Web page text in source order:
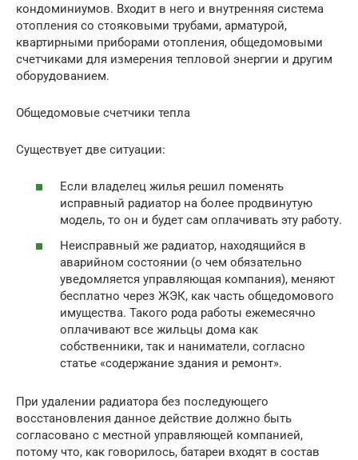
кондоминиумов. Входит в него и внутренняя система
отопления со стояковыми трубами, арматурой,
квартирными приборами отопления, общедомовыми
счетчиками для измерения тепловой энергии и другим
оборудованием.
Общедомовые счетчики тепла
Существует две ситуации:
Если владелец жилья решил поменять
исправный радиатор на более продвинутую
модель, то он и будет сам оплачивать эту работу.
Неисправный же радиатор, находящийся в
аварийном состоянии (о чем обязательно
уведомляется управляющая компания), меняют
бесплатно через ЖЭК, как часть общедомового
имущества. Такого рода работы ежемесячно
оплачивают все жильцы дома как
собственники, так и наниматели, согласно
статье «содержание здания и ремонт».
При удалении радиатора без последующего
восстановления данное действие должно быть
согласовано с местной управляющей компанией,
потому что, как говорилось, батареи входят в состав